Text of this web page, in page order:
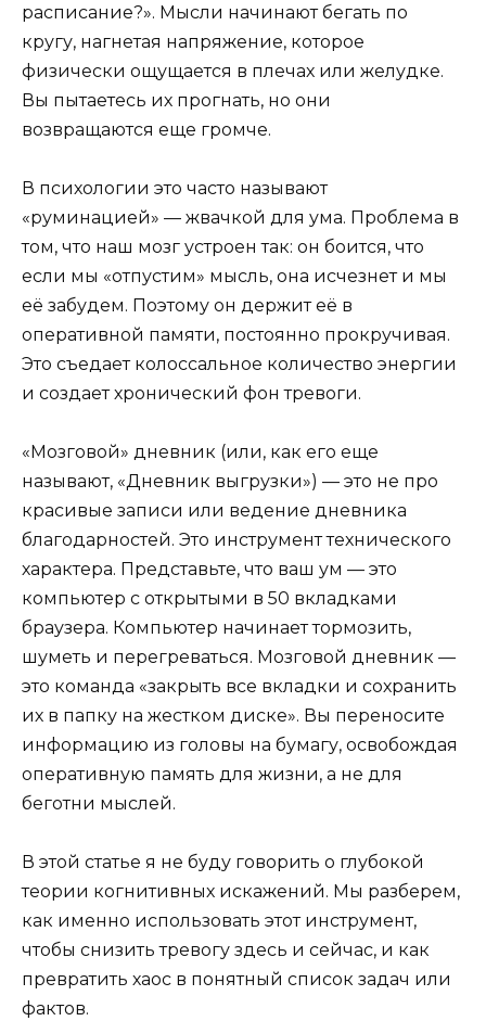
расписание?». Мысли начинают бегать по
кругу, нагнетая напряжение, которое
физически ощущается в плечах или желудке.
Вы пытаетесь их прогнать, но они
возвращаются еще громче.
В психологии это часто называют
«руминацией» — жвачкой для ума. Проблема в
том, что наш мозг устроен так: он боится, что
если мы «отпустим» мысль, она исчезнет и мы
её забудем. Поэтому он держит её в
оперативной памяти, постоянно прокручивая.
Это съедает колоссальное количество энергии
и создает хронический фон тревоги.
«Мозговой» дневник (или, как его еще
называют, «Дневник выгрузки») — это не про
красивые записи или ведение дневника
благодарностей. Это инструмент технического
характера. Представьте, что ваш ум — это
компьютер с открытыми в 50 вкладками
браузера. Компьютер начинает тормозить,
шуметь и перегреваться. Мозговой дневник —
это команда «закрыть все вкладки и сохранить
их в папку на жестком диске». Вы переносите
информацию из головы на бумагу, освобождая
оперативную память для жизни, а не для
беготни мыслей.
В этой статье я не буду говорить о глубокой
теории когнитивных искажений. Мы разберем,
как именно использовать этот инструмент,
чтобы снизить тревогу здесь и сейчас, и как
превратить хаос в понятный список задач или
фактов.